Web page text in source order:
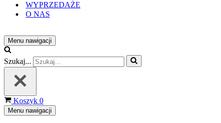
WYPRZEDAŻE
O NAS
Menu nawigacji
Szukaj...
Koszyk 0
Menu nawigacji